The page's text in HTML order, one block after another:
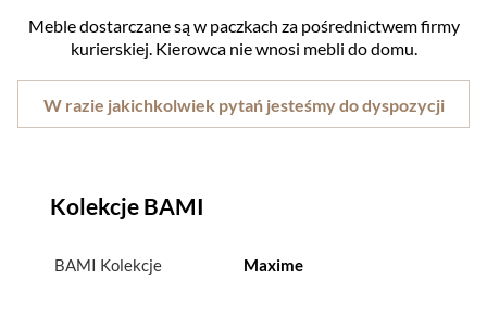
Meble dostarczane są w paczkach za pośrednictwem firmy
kurierskiej. Kierowca nie wnosi mebli do domu.
W razie jakichkolwiek pytań jesteśmy do dyspozycji
Kolekcje BAMI
BAMI Kolekcje Maxime